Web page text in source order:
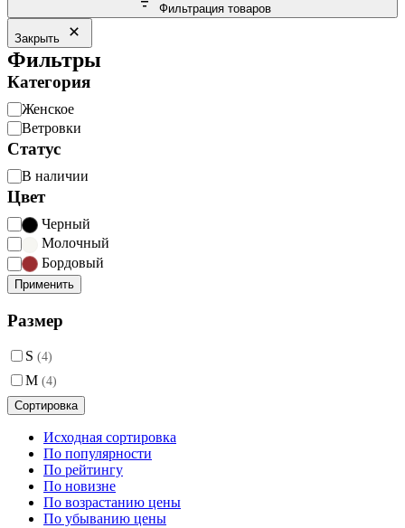
Фильтрация товаров
Закрыть
Фильтры
Категория
Категория
Женское
Ветровки
Статус
Статус
В наличии
Цвет
Цвет Черный
Молочный
Бордовый
Применить
Размер
S (4)
M (4)
Сортировка
Исходная сортировка
По популярности
По рейтингу
По новизне
По возрастанию цены
По убыванию цены